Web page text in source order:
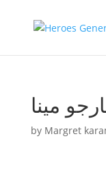
مينا
by Margret